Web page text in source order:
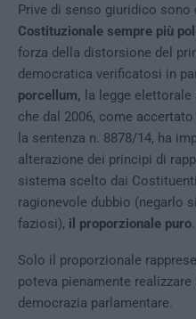
Prive di senso giuridico sono
Costituzionale sempre più
forza della distorsione del
democratica verificatosi in
porcellum, la legge
che dal 2006, come
la sentenza n. 8878/14, ha
alterazione dei principi di
sistema scelto dai
ragionevole dubbio (negarlo
faziosi), il proporzionale puro.
Solo il proporzionale
poteva pienamente
democrazia parlamentare.